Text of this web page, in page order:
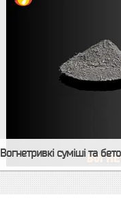
Вогнетривкі суміші та